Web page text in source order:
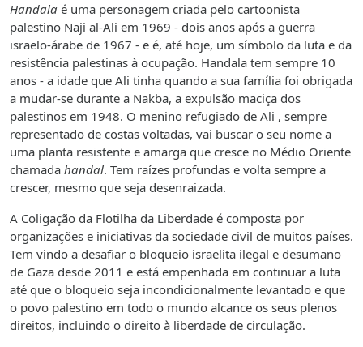
Handala é uma personagem criada pelo cartoonista
palestino Naji al-Ali em 1969 - dois anos após a guerra
israelo-árabe de 1967 - e é, até hoje, um símbolo da luta e da
resistência palestinas à ocupação. Handala tem sempre 10
anos - a idade que Ali tinha quando a sua família foi obrigada
a mudar-se durante a Nakba, a expulsão maciça dos
palestinos em 1948. O menino refugiado de Ali , sempre
representado de costas voltadas, vai buscar o seu nome a
uma planta resistente e amarga que cresce no Médio Oriente
chamada handal. Tem raízes profundas e volta sempre a
crescer, mesmo que seja desenraizada.
A Coligação da Flotilha da Liberdade é composta por
organizações e iniciativas da sociedade civil de muitos países.
Tem vindo a desafiar o bloqueio israelita ilegal e desumano
de Gaza desde 2011 e está empenhada em continuar a luta
até que o bloqueio seja incondicionalmente levantado e que
o povo palestino em todo o mundo alcance os seus plenos
direitos, incluindo o direito à liberdade de circulação.